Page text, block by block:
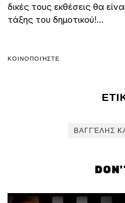
δικές τους εκθέσεις θα
τάξης του δημοτικού!…
ΚΟΙΝΟΠΟΙΉΣΤΕ
ΒΑΓΓΈΛΗΣ